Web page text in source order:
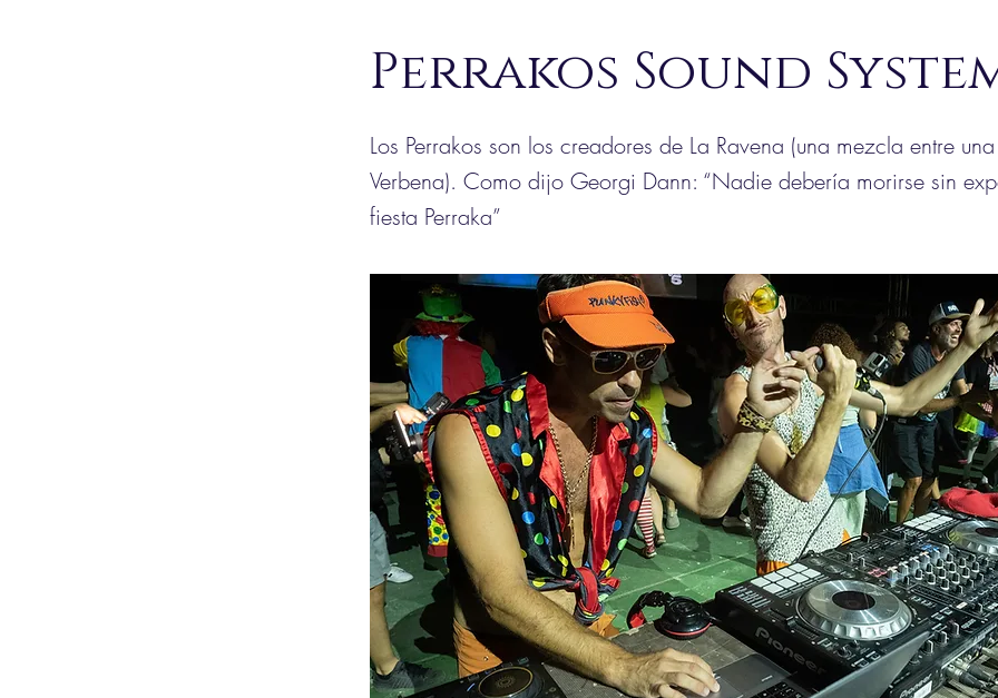
Perrakos Sound
Los Perrakos son los creadores de La Ravena (una mezcla entre
Verbena). Como dijo Georgi Dann: “Nadie debería morirse sin
fiesta Perraka”